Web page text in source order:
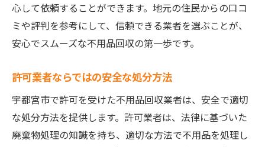
心して依頼することができます。地元の住民からの口コ
ミや評判を参考にして、信頼できる業者を選ぶことが、
安心でスムーズな不用品回収の第一歩です。
許可業者ならではの安全な処分方法
宇都宮市で許可を受けた不用品回収業者は、安全で適切
な処分方法を提供します。許可業者は、法律に基づいた
廃棄物処理の知識を持ち、適切な方法で不用品を処理し